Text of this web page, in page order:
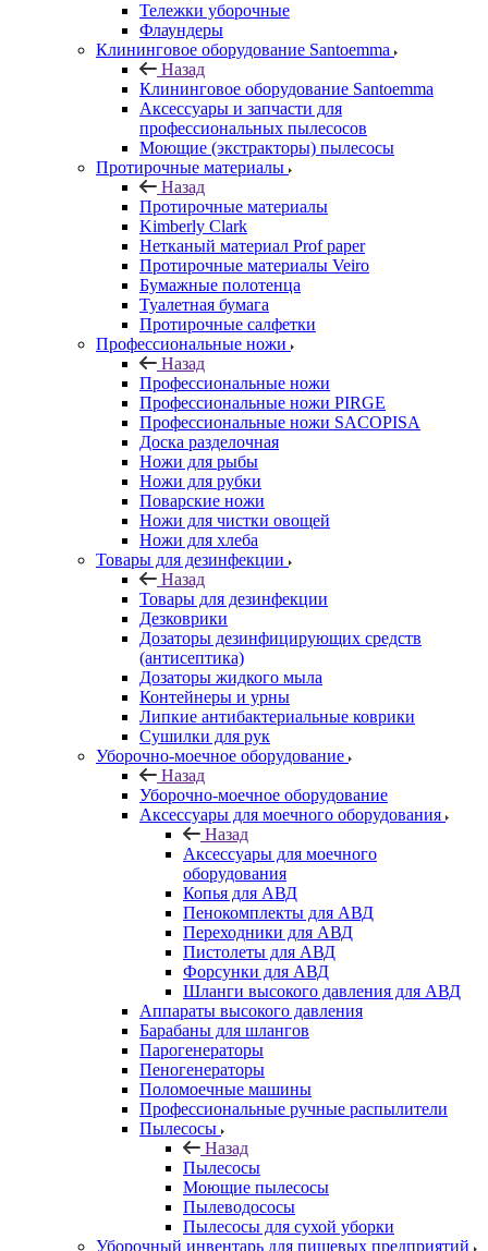
Тележки уборочные
Флаундеры
Клининговое оборудование Santoemma
Назад
Клининговое оборудование Santoemma
Аксессуары и запчасти для
профессиональных пылесосов
Моющие (экстракторы) пылесосы
Протирочные материалы
Назад
Протирочные материалы
Kimberly Clark
Нетканый материал Prof paper
Протирочные материалы Veiro
Бумажные полотенца
Туалетная бумага
Протирочные салфетки
Профессиональные ножи
Назад
Профессиональные ножи
Профессиональные ножи PIRGE
Профессиональные ножи SACOPISA
Доска разделочная
Ножи для рыбы
Ножи для рубки
Поварские ножи
Ножи для чистки овощей
Ножи для хлеба
Товары для дезинфекции
Назад
Товары для дезинфекции
Дезковрики
Дозаторы дезинфицирующих средств
(антисептика)
Дозаторы жидкого мыла
Контейнеры и урны
Липкие антибактериальные коврики
Сушилки для рук
Уборочно-моечное оборудование
Назад
Уборочно-моечное оборудование
Аксессуары для моечного оборудования
Назад
Аксессуары для моечного
оборудования
Копья для АВД
Пенокомплекты для АВД
Переходники для АВД
Пистолеты для АВД
Форсунки для АВД
Шланги высокого давления для АВД
Аппараты высокого давления
Барабаны для шлангов
Парогенераторы
Пеногенераторы
Поломоечные машины
Профессиональные ручные распылители
Пылесосы
Назад
Пылесосы
Моющие пылесосы
Пылеводососы
Пылесосы для сухой уборки
Уборочный инвентарь для пищевых предприятий